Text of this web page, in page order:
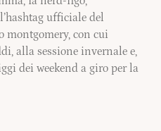
ufficiale del
montgomery, con cui
alla sessione invernale e,
dei weekend a giro per la